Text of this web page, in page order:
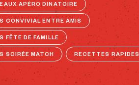
APÉRO DINATOIRE
CONVIVIAL ENTRE AMIS
FÊTE DE FAMILLE
SOIRÉE MATCH RECETTES RAPIDES